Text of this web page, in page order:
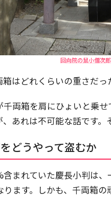
回向院の鼠小僧次
はどれくらいの重さだっ
両箱を肩にひょいと乗
あれは不可能な話です。
どうやって盗むか
まれていた慶長小判は
ります。しかも、千両箱